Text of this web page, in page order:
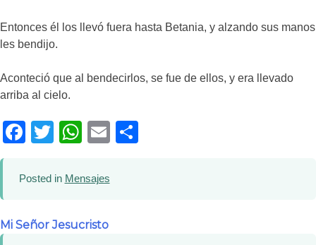
Entonces él los llevó fuera hasta Betania, y alzando sus manos
les bendijo.
Aconteció que al bendecirlos, se fue de ellos, y era llevado
arriba al cielo.
Facebook
TwitterWhatsApp
Email
Posted in Mensajes
Mi Señor Jesucristo